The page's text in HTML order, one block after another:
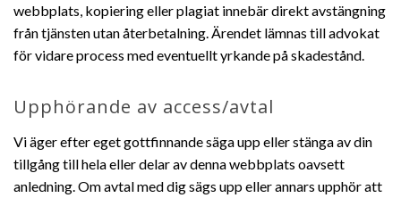
webbplats, kopiering eller plagiat innebär direkt avstängning
från tjänsten utan återbetalning. Ärendet lämnas till advokat
för vidare process med eventuellt yrkande på skadestånd.
Upphörande av access/avtal
Vi äger efter eget gottfinnande säga upp eller stänga av din
tillgång till hela eller delar av denna webbplats oavsett
anledning. Om avtal med dig sägs upp eller annars upphör att